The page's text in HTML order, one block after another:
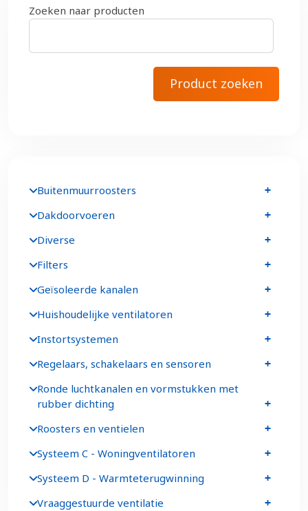
Zoeken naar producten
Buitenmuurroosters
Dakdoorvoeren
Diverse
Filters
Geïsoleerde kanalen
Huishoudelijke ventilatoren
Instortsystemen
Regelaars, schakelaars en sensoren
Ronde luchtkanalen en vormstukken met
rubber dichting
Roosters en ventielen
Systeem C - Woningventilatoren
Systeem D - Warmteterugwinning
Vraaggestuurde ventilatie